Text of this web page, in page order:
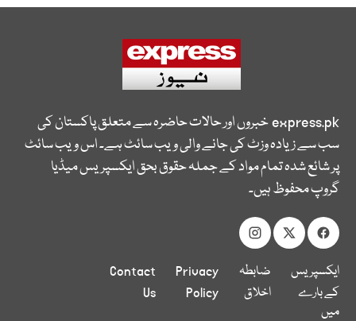
express.pkخبروں اور حالات حاضرہ سے متعلق پاکستان کی
سب سے زیادہ وزٹ کی جانے والی ویب سائٹ ہے۔ اس ویب سائٹ
پر شائع شدہ تمام مواد کے جملہ حقوق بحق ایکسپریس میڈیا
گروپ محفوظ ہیں۔
ایکسپریس
کے بارے
میں
ضابطہ
اخلاق
Privacy
Policy
Contact
Us